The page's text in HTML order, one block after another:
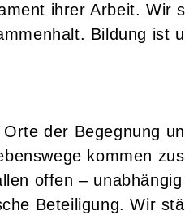
ihrer Arbeit. Wir
Bildung ist
der Begegnung
kommen
offen –
Beteiligung. Wir